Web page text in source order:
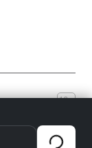
18+